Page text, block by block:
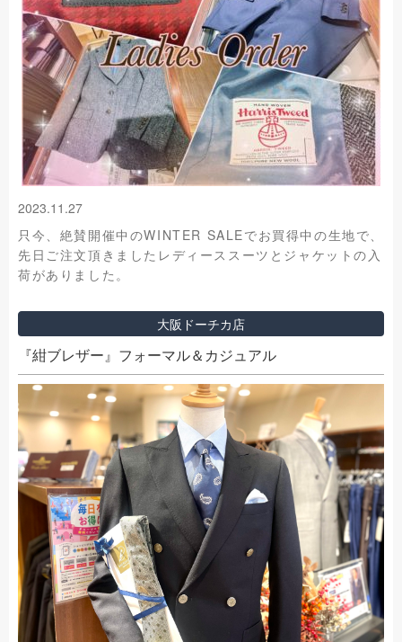
2023.11.27
只今、絶賛開催中のWINTER SALEでお買得中の生地で、
先日ご注文頂きましたレディーススーツとジャケットの入
荷がありました。
大阪ドーチカ店
『紺ブレザー』フォーマル＆カジュアル